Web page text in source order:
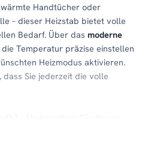
Handtücher oder
– dieser Heizstab bietet volle
Bedarf. Über das moderne
die Temperatur präzise einstellen
Heizmodus aktivieren.
dass Sie jederzeit die volle